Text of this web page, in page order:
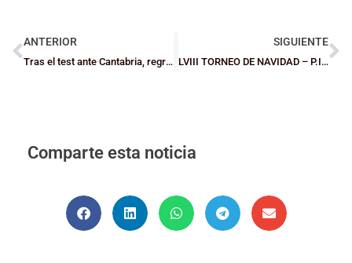
ANTERIOR
Tras el test ante Cantabria, regresa el trabajo para las selecciones Mini de Bizkaia
SIGUIENTE
LVIII TORNEO DE NAVIDAD – P.I.N.– RURAL KUTXA / XX TORNEO DE NAVIDAD B.E.C. 2024/2025
Comparte esta noticia